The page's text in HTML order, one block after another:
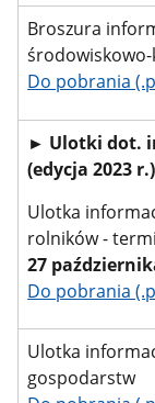
Broszura
środowiskowo-
Do pobrania
► Ulotki dot.
(edycja 2023
Ulotka
rolników -
27
Do pobrania
Ulotka
gospodarstw